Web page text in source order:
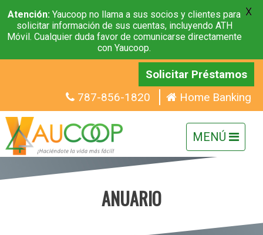
Solicitar Préstamos
787-856-1820
Home Banking
ANUARIO
Atención: Yaucoop no llama a sus socios y clientes para
solicitar información de sus cuentas, incluyendo ATH
Móvil. Cualquier duda favor de comunicarse directamente
con Yaucoop.
X